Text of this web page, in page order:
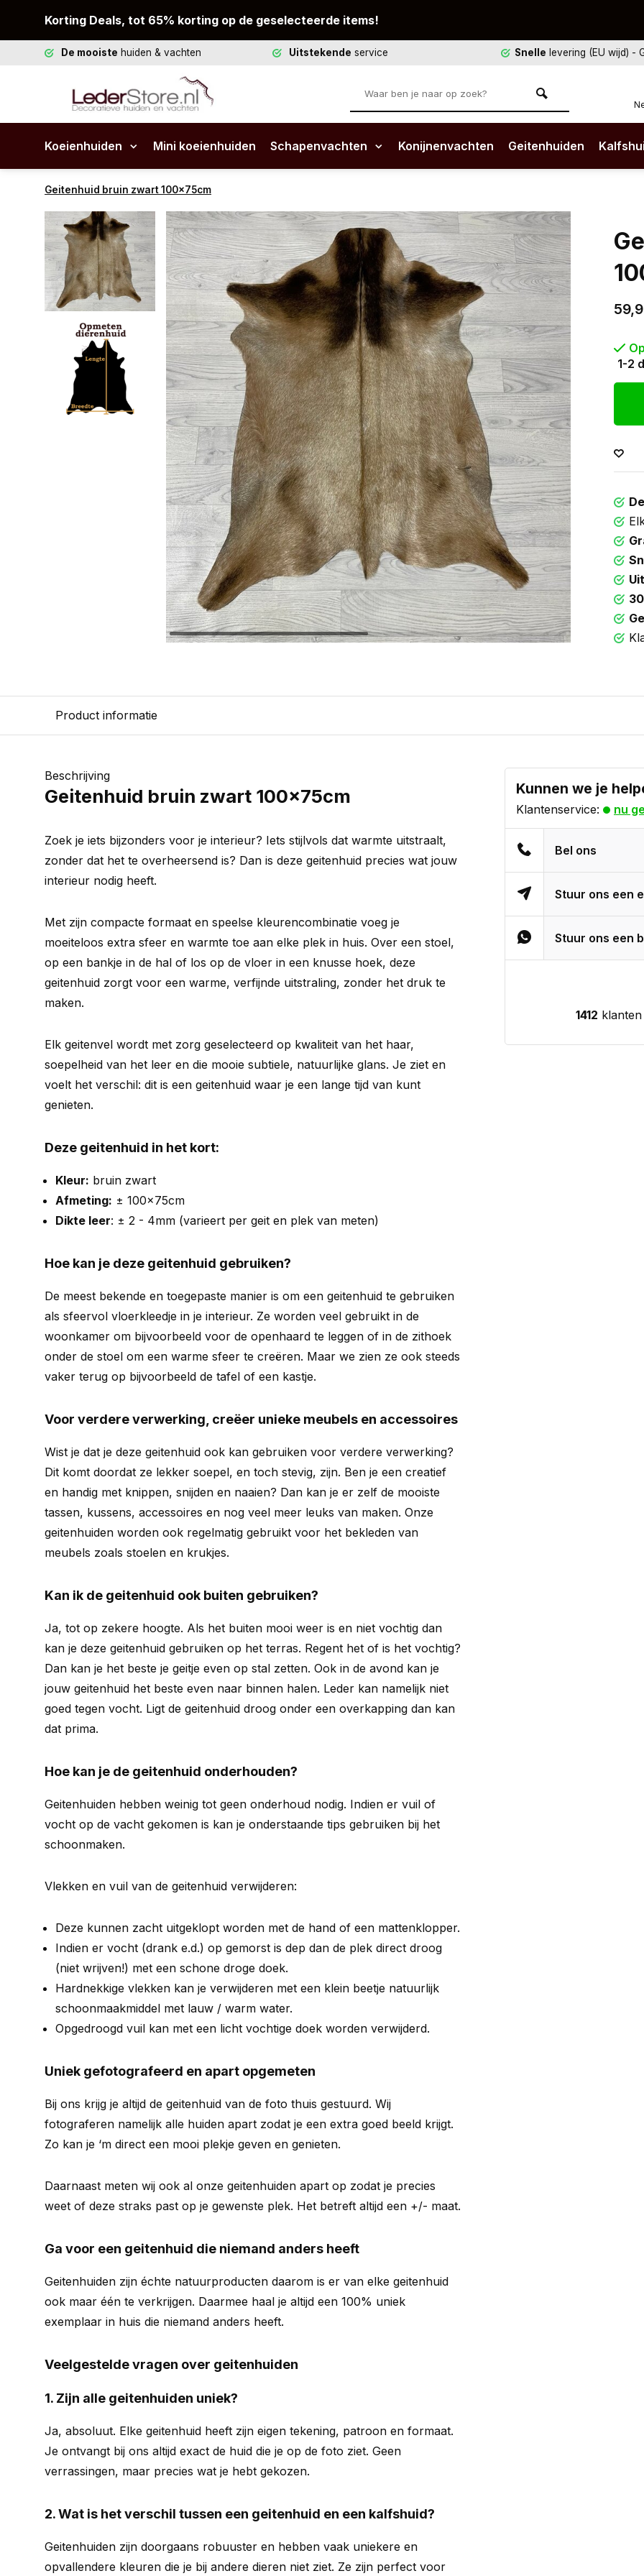
Korting Deals, tot 65% korting op de geselecteerde items!
De mooiste huiden & vachten Uitstekende service Snelle levering (EU wijd) -
Koeienhuiden Mini koeienhuiden Schapenvachten Konijnenvachten Geitenhuiden
Geitenhuid bruin zwart 100x75cm
1-2
Product informatie
Beschrijving
Geitenhuid bruin zwart 100x75cm
Zoek je iets bijzonders voor je interieur? Iets stijlvols dat warmte uitstraalt,
zonder dat het te overheersend is? Dan is deze geitenhuid precies wat jouw
interieur nodig heeft.
Met zijn compacte formaat en speelse kleurencombinatie voeg je
moeiteloos extra sfeer en warmte toe aan elke plek in huis. Over een stoel,
op een bankje in de hal of los op de vloer in een knusse hoek, deze
geitenhuid zorgt voor een warme, verfijnde uitstraling, zonder het druk te
maken.
Elk geitenvel wordt met zorg geselecteerd op kwaliteit van het haar,
soepelheid van het leer en die mooie subtiele, natuurlijke glans. Je ziet en
voelt het verschil: dit is een geitenhuid waar je een lange tijd van kunt
genieten.
Deze geitenhuid in het kort:
Kleur: bruin zwart
Afmeting: ± 100x75cm
Dikte leer: ± 2 - 4mm (varieert per geit en plek van meten)
Hoe kan je deze geitenhuid gebruiken?
De meest bekende en toegepaste manier is om een geitenhuid te gebruiken
als sfeervol vloerkleedje in je interieur. Ze worden veel gebruikt in de
woonkamer om bijvoorbeeld voor de openhaard te leggen of in de zithoek
onder de stoel om een warme sfeer te creëren. Maar we zien ze ook steeds
vaker terug op bijvoorbeeld de tafel of een kastje.
Voor verdere verwerking, creëer unieke meubels en accessoires
Wist je dat je deze geitenhuid ook kan gebruiken voor verdere verwerking?
Dit komt doordat ze lekker soepel, en toch stevig, zijn. Ben je een creatief
en handig met knippen, snijden en naaien? Dan kan je er zelf de mooiste
tassen, kussens, accessoires en nog veel meer leuks van maken. Onze
geitenhuiden worden ook regelmatig gebruikt voor het bekleden van
meubels zoals stoelen en krukjes.
Kan ik de geitenhuid ook buiten gebruiken?
Ja, tot op zekere hoogte. Als het buiten mooi weer is en niet vochtig dan
kan je deze geitenhuid gebruiken op het terras. Regent het of is het vochtig?
Dan kan je het beste je geitje even op stal zetten. Ook in de avond kan je
jouw geitenhuid het beste even naar binnen halen. Leder kan namelijk niet
goed tegen vocht. Ligt de geitenhuid droog onder een overkapping dan kan
dat prima.
Hoe kan je de geitenhuid onderhouden?
Geitenhuiden hebben weinig tot geen onderhoud nodig. Indien er vuil of
vocht op de vacht gekomen is kan je onderstaande tips gebruiken bij het
schoonmaken.
Vlekken en vuil van de geitenhuid verwijderen:
Deze kunnen zacht uitgeklopt worden met de hand of een mattenklopper.
Indien er vocht (drank e.d.) op gemorst is dep dan de plek direct droog
(niet wrijven!) met een schone droge doek.
Hardnekkige vlekken kan je verwijderen met een klein beetje natuurlijk
schoonmaakmiddel met lauw / warm water.
Opgedroogd vuil kan met een licht vochtige doek worden verwijderd.
Uniek gefotografeerd en apart opgemeten
Bij ons krijg je altijd de geitenhuid van de foto thuis gestuurd. Wij
fotograferen namelijk alle huiden apart zodat je een extra goed beeld krijgt.
Zo kan je ‘m direct een mooi plekje geven en genieten.
Daarnaast meten wij ook al onze geitenhuiden apart op zodat je precies
weet of deze straks past op je gewenste plek. Het betreft altijd een +/- maat.
Ga voor een geitenhuid die niemand anders heeft
Geitenhuiden zijn échte natuurproducten daarom is er van elke geitenhuid
ook maar één te verkrijgen. Daarmee haal je altijd een 100% uniek
exemplaar in huis die niemand anders heeft.
Veelgestelde vragen over geitenhuiden
1. Zijn alle geitenhuiden uniek?
Ja, absoluut. Elke geitenhuid heeft zijn eigen tekening, patroon en formaat.
Je ontvangt bij ons altijd exact de huid die je op de foto ziet. Geen
verrassingen, maar precies wat je hebt gekozen.
2. Wat is het verschil tussen een geitenhuid en een kalfshuid?
Geitenhuiden zijn doorgaans robuuster en hebben vaak uniekere en
opvallendere kleuren die je bij andere dieren niet ziet. Ze zijn perfect voor
Kunnen we je
Klantenservice: nu
Bel ons
Stuur ons een
Stuur ons een
1412